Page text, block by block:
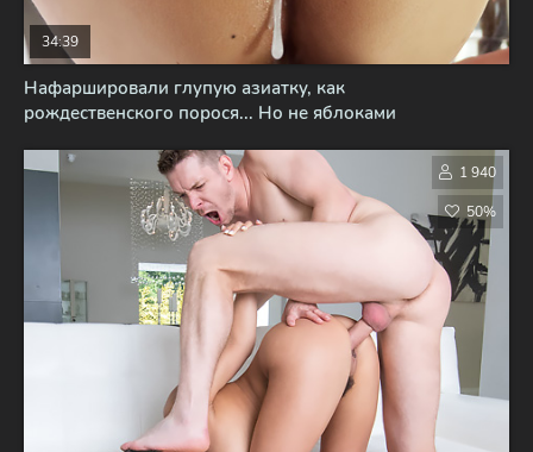
Нафаршировали глупую азиатку, как
рождественского порося... Но не яблоками
34:39
1 940
50%